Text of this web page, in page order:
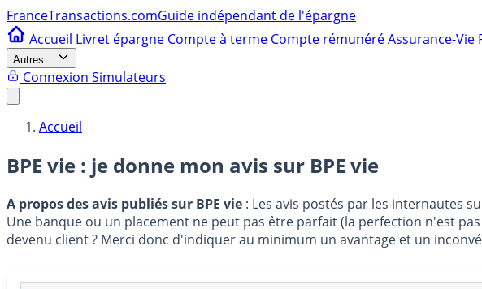
FranceTransactions.comGuide indépendant de l'épargne
Accueil Livret épargne Compte à terme Compte rémunéréAssurance-Vie
Autres...
Connexion Simulateurs
Accueil
BPE vie : je donne mon avis sur BPE vie
A propos des avis publiés sur BPE vie : Les avis postés par les internautes
Une banque ou un placement ne peut pas être parfait (la perfection n'est
devenu client ? Merci donc d'indiquer au minimum un avantage et un